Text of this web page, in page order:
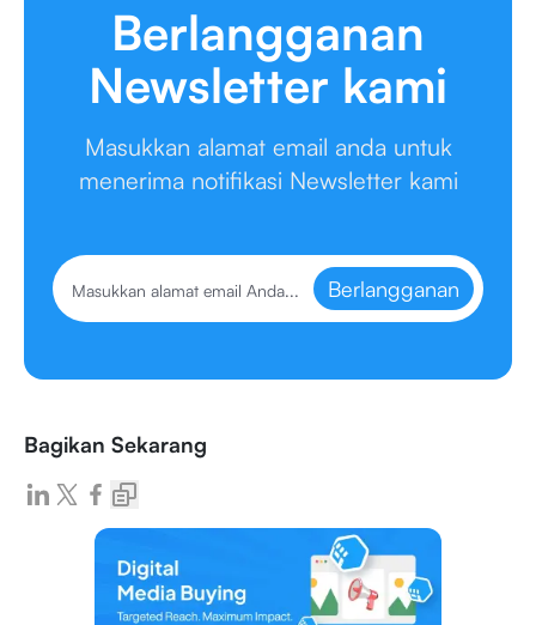
Berlangganan
Newsletter kami
Masukkan alamat email anda untuk
menerima notifikasi Newsletter kami
Berlangganan
Bagikan Sekarang